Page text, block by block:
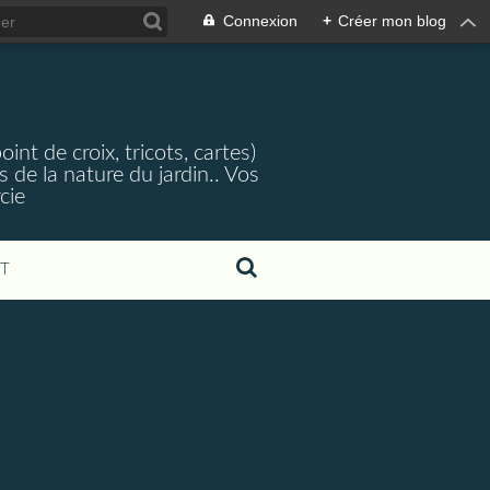
Connexion + Créer mon blog
de croix, tricots, cartes)
de la nature du jardin.. Vos